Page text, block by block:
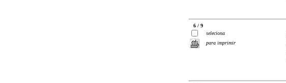
6 / 9
seleciona
para imprimir